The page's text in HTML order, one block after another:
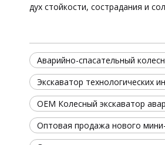
дух стойкости, сострадания и
Аварийно-спасательный
Экскаватор технологических
OEM Колесный экскаватор
Оптовая продажа нового